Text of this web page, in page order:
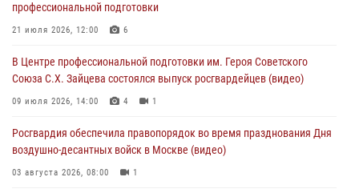
В Главном управлении Росгвардии по городу Москве подвели итоги
работы подразделений за прошедший месяц
профессиональной подготовки
21 июля 2026, 12:00 6
В Центре профессиональной подготовки им. Героя Советского
Союза С.Х. Зайцева состоялся выпуск росгвардейцев (видео)
09 июля 2026, 14:00 4 1
Росгвардия обеспечила правопорядок во время празднования Дня
воздушно-десантных войск в Москве (видео)
03 августа 2026, 08:00 1